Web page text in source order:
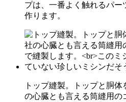
プは、一番よく触れるパ
作ります。
トップ縫製。トップと胴
の心臓とも言える筒縫用